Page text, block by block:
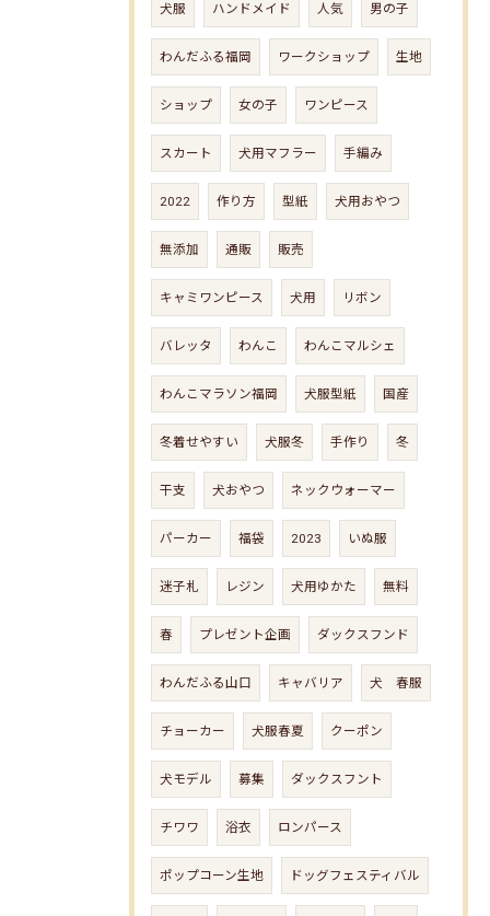
犬服 ハンドメイド 人気 男の子
わんだふる福岡 ワークショップ 生地
ショップ 女の子 ワンピース
スカート 犬用マフラー 手編み
2022 作り方 型紙 犬用おやつ
無添加 通販 販売
キャミワンピース 犬用 リボン
バレッタ わんこ わんこマルシェ
わんこマラソン福岡 犬服型紙 国産
冬着せやすい 犬服冬 手作り 冬
干支 犬おやつ ネックウォーマー
パーカー 福袋 2023 いぬ服
迷子札 レジン 犬用ゆかた 無料
春 プレゼント企画 ダックスフンド
わんだふる山口 キャバリア 犬 春服
チョーカー 犬服春夏 クーポン
犬モデル 募集 ダックスフント
チワワ 浴衣 ロンパース
ポップコーン生地 ドッグフェスティバル